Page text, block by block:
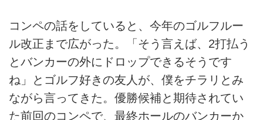
コンペの話をしていると、今年のゴルフルー
ル改正まで広がった。「そう言えば、2打払う
とバンカーの外にドロップできるそうです
ね」とゴルフ好きの友人が、僕をチラリとみ
ながら言ってきた。優勝候補と期待されてい
た前回のコンペで、最終ホールのバンカーか